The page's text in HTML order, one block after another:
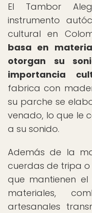
El Tambor
instrumento
cultural en
basa en
otorgan su
importancia
fabrica con
su parche se
venado, lo que le
a su sonido.
Además de la
cuerdas de tripa
que mantienen
materiales,
artesanales